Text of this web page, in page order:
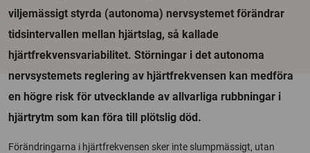
viljemässigt styrda (autonoma) nervsystemet förändrar
tidsintervallen mellan hjärtslag, så kallade
hjärtfrekvensvariabilitet. Störningar i det autonoma
nervsystemets reglering av hjärtfrekvensen kan medföra
en högre risk för utvecklande av allvarliga rubbningar i
hjärtrytm som kan föra till plötslig död.
Förändringarna i hjärtfrekvensen sker inte slumpmässigt, utan